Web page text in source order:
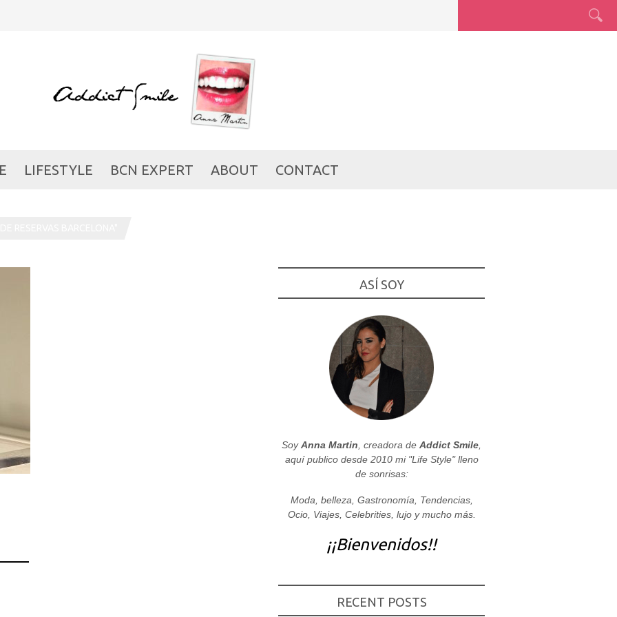
LIFESTYLE BCN EXPERT ABOUT CONTACT
ASÍ SOY
SoyAnna Martin , creadora de Addict Smile
aquí publico desde 2010 mi "Life Style" lleno
de sonrisas:
Moda, belleza, Gastronomía, Tendencias,
Ocio, Viajes, Celebrities, lujo y mucho más.
¡¡Bienvenidos!!
RECENT POSTS